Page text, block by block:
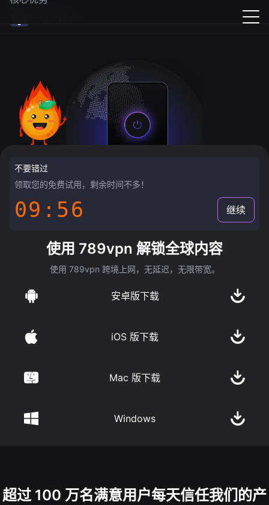
不要错过
领取您的免费试用，剩余时间不多！
09:55 继续
使用 789vpn 解锁全球内容
使用 789vpn 跨境上网，无延迟，无限带宽。
安卓版下载
iOS 版下载
Mac 版下载
Windows
超过 100 万名满意用户每天信任我们的产